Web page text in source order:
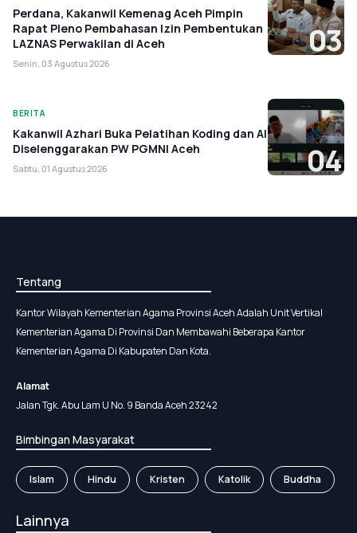
Perdana, Kakanwil Kemenag Aceh Pimpin
Rapat Pleno Pembahasan Izin Pembentukan
LAZNAS Perwakilan di Aceh
Senin, 03 Agustus 2026
03
BERITA
Kakanwil Azhari Buka Pelatihan Koding dan AI
Diselenggarakan PW PGMNI Aceh
Sabtu, 01 Agustus 2026 04
Tentang
Kantor Wilayah Kementerian Agama Provinsi Aceh Adalah Unit Vertikal
Kementerian Agama Di Provinsi Dan Membawahi Beberapa Kantor
Kementerian Agama Di Kabupaten Dan Kota.
Alamat
Jalan Tgk. Abu Lam U No. 9 Banda Aceh 23242
Bimbingan Masyarakat
Islam Hindu Kristen Katolik Buddha
Lainnya